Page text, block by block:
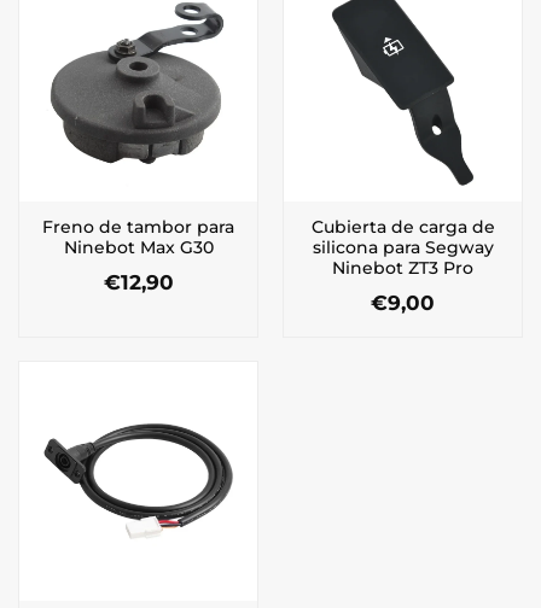
Freno de tambor para
Ninebot Max G30
€12,90
Cubierta de carga de
silicona para Segway
Ninebot ZT3 Pro
€9,00